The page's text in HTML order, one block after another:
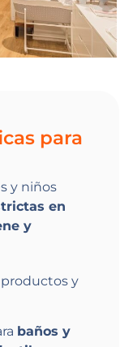
para
y niños
en
y
y
baños y